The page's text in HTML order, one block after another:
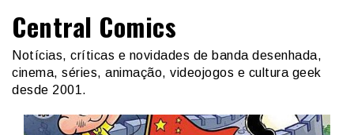
Central Comics
Notícias, críticas e novidades de banda desenhada,
cinema, séries, animação, videojogos e cultura geek
desde 2001.